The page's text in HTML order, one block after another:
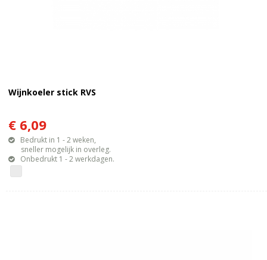
Wijnkoeler stick RVS
€ 6,09
Bedrukt in 1 - 2 weken,
sneller mogelijk in overleg.
Onbedrukt 1 - 2 werkdagen.